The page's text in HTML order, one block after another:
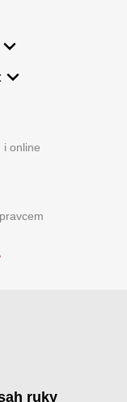
i online
ruky